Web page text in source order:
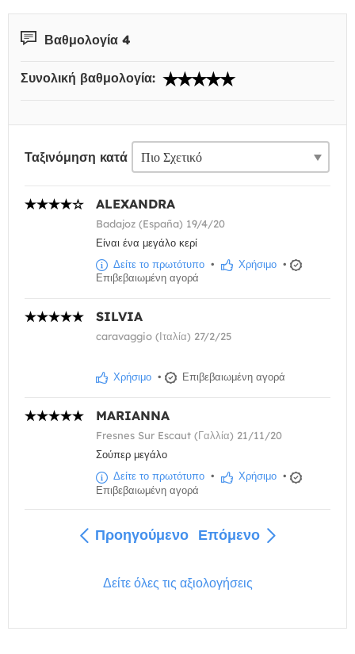
Βαθμολογία 4
Συνολική βαθμολογία:
Ταξινόμηση κατά
ALEXANDRA
Badajoz (España) 19/4/20
Είναι ένα μεγάλο κερί
Δείτε το πρωτότυπο • Χρήσιμο •
Επιβεβαιωμένη αγορά
SILVIA
caravaggio (Ιταλία) 27/2/25
Χρήσιμο • Επιβεβαιωμένη αγορά
MARIANNA
Fresnes Sur Escaut (Γαλλία) 21/11/20
Σούπερ μεγάλο
Δείτε το πρωτότυπο • Χρήσιμο •
Επιβεβαιωμένη αγορά
Προηγούμενο Επόμενο
Δείτε όλες τις αξιολογήσεις